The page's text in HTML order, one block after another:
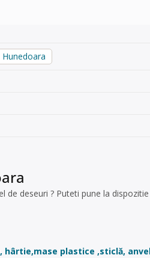
deseuri ? Puteti pune la
hârtie,mase plastice ,sticlă,